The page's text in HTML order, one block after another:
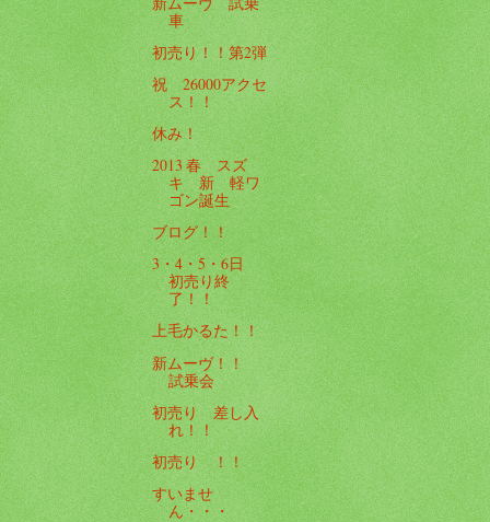
車
初売り！！第2弾
祝 26000アクセ
ス！！
休み！
2013 春 スズ
キ 新 軽ワ
ゴン誕生
ブログ！！
3・4・5・6日
初売り終
了！！
上毛かるた！！
新ムーヴ！！
試乗会
初売り 差し入
れ！！
初売り ！！
すいませ
ん・・・